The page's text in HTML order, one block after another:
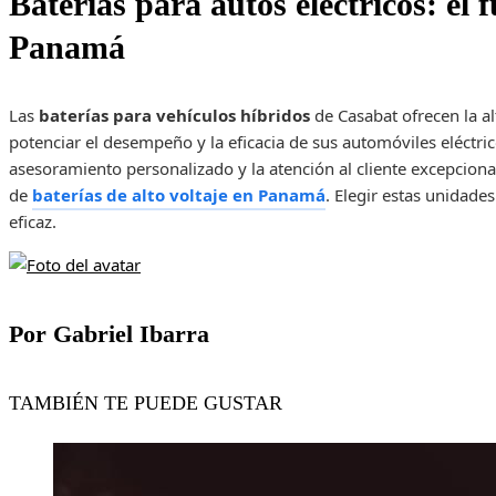
Panamá
Las baterías para vehículos híbridos de Casabat ofrecen la
potenciar el desempeño y la eficacia de sus automóviles
asesoramiento personalizado y la atención al cliente
de baterías de alto voltaje en Panamá. Elegir estas
eficaz.
Por Gabriel Ibarra
TAMBIÉN TE PUEDE GUSTAR